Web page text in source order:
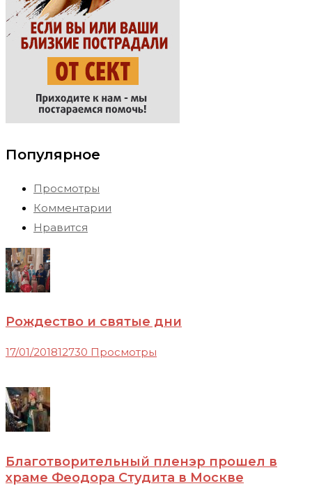
Популярное
Просмотры
Комментарии
Нравится
Рождество и святые дни
17/01/201812730 Просмотры
Благотворительный пленэр прошел в
храме Феодора Студита в Москве